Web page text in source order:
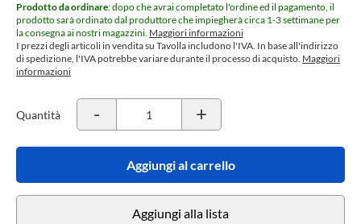
Prodotto da ordinare: dopo che avrai completato l'ordine ed il pagamento, il
prodotto sarà ordinato dal produttore che impiegherà circa 1-3 settimane per
la consegna ai nostri magazzini. Maggiori informazioni
I prezzi degli articoli in vendita su Tavolla includono l'IVA. In base all'indirizzo
di spedizione, l'IVA potrebbe variare durante il processo di acquisto. Maggiori
informazioni
Quantità - +
Aggiungi al carrello
Aggiungi alla lista